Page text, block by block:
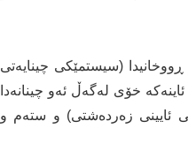
ڕووخانیدا (سیستمێکی چینایەتی
خۆی لەگەڵ ئەو چینانەدا
ئایینی زەردەشتی) و ستەم و